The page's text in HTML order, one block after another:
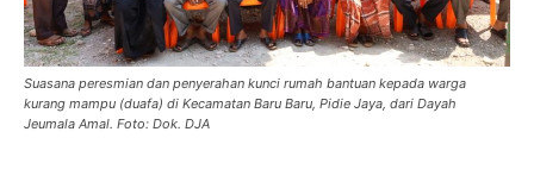
Suasana peresmian dan penyerahan kunci rumah bantuan kepada warga
kurang mampu (duafa) di Kecamatan Baru Baru, Pidie Jaya, dari Dayah
Jeumala Amal. Foto: Dok. DJA